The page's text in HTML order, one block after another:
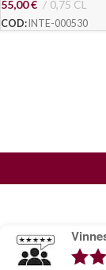
55,00€ 0,75 CL
COD: INTE-000530